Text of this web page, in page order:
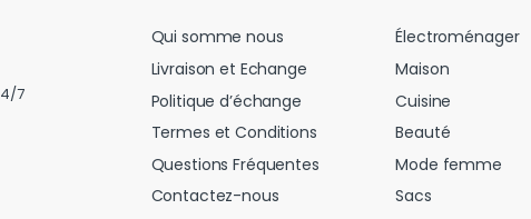
7
Qui somme nous
Livraison et Echange
Politique d’échange
Termes et Conditions
Questions Fréquentes
Contactez-nous
Électroménager
Maison
Cuisine
Beauté
Mode femme
Sacs